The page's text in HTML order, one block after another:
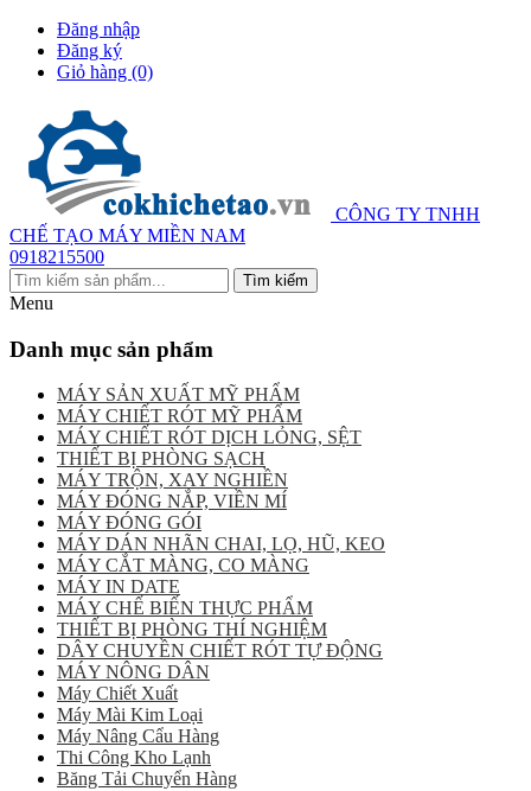
Đăng nhập
Đăng ký
Giỏ hàng (0)
CÔNG TY TNHH
CHẾ TẠO MÁY MIỀN NAM
0918215500
Menu
Danh mục sản phẩm
MÁY SẢN XUẤT MỸ PHẨM
MÁY CHIẾT RÓT MỸ PHẨM
MÁY CHIẾT RÓT DỊCH LỎNG, SỆT
THIẾT BỊ PHÒNG SẠCH
MÁY TRỘN, XAY NGHIỀN
MÁY ĐÓNG NẮP, VIỀN MÍ
MÁY ĐÓNG GÓI
MÁY DÁN NHÃN CHAI, LỌ, HŨ, KEO
MÁY CẮT MÀNG, CO MÀNG
MÁY IN DATE
MÁY CHẾ BIẾN THỰC PHẨM
THIẾT BỊ PHÒNG THÍ NGHIỆM
DÂY CHUYỀN CHIẾT RÓT TỰ ĐỘNG
MÁY NÔNG DÂN
Máy Chiết Xuất
Máy Mài Kim Loại
Máy Nâng Cẩu Hàng
Thi Công Kho Lạnh
Băng Tải Chuyển Hàng